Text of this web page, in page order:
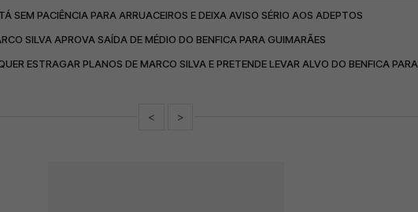
SEM PACIÊNCIA PARA ARRUACEIROS E DEIXA AVISO SÉRIO AOS ADEPTOS
SILVA APROVA SAÍDA DE MÉDIO DO BENFICA PARA GUIMARÃES
ESTRAGAR PLANOS DE MARCO SILVA E PRETENDE LEVAR ALVO DO BENFICA PARA
< >